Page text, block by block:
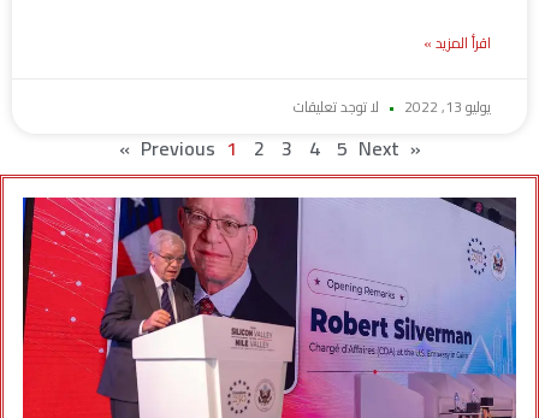
اقرأ المزيد »
يوليو 13, 2022 لا توجد تعليقات
« Previous
1 2 3 4 5 Next »